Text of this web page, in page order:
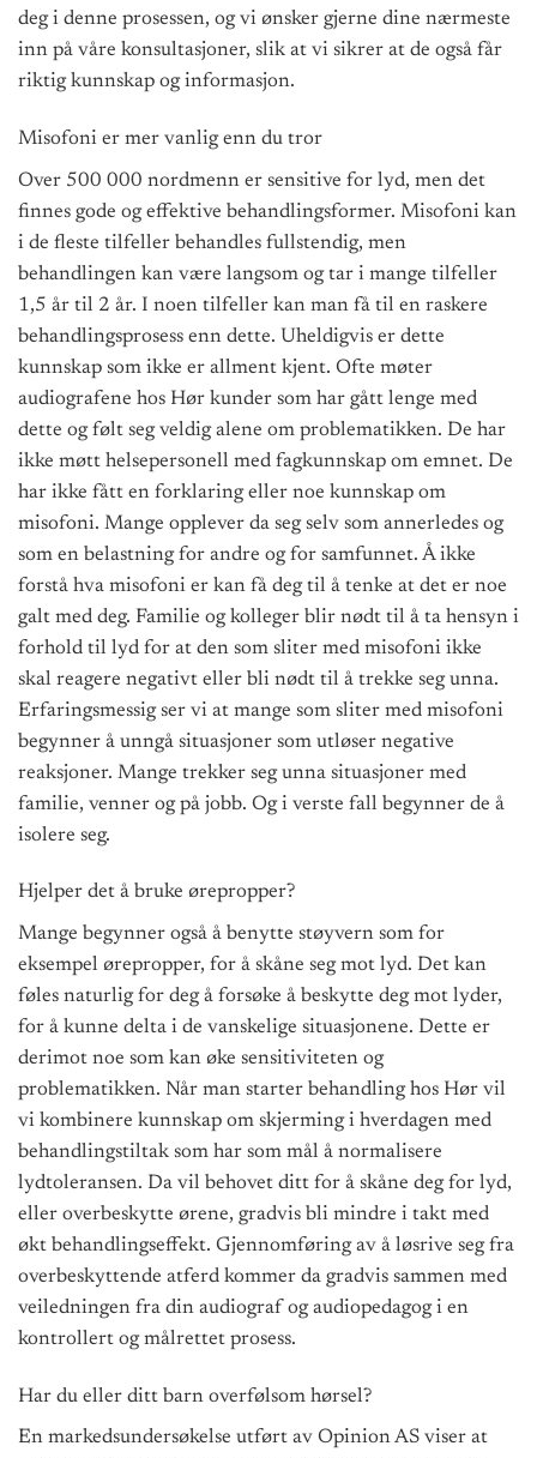
deg i denne prosessen, og vi ønsker gjerne dine nærmeste
inn på våre konsultasjoner, slik at vi sikrer at de også får
riktig kunnskap og informasjon.
Misofoni er mer vanlig enn du tror
Over 500 000 nordmenn er sensitive for lyd, men det
finnes gode og effektive behandlingsformer. Misofoni kan
i de fleste tilfeller behandles fullstendig, men
behandlingen kan være langsom og tar i mange tilfeller
1,5 år til 2 år. I noen tilfeller kan man få til en raskere
behandlingsprosess enn dette. Uheldigvis er dette
kunnskap som ikke er allment kjent. Ofte møter
audiografene hos Hør kunder som har gått lenge med
dette og følt seg veldig alene om problematikken. De har
ikke møtt helsepersonell med fagkunnskap om emnet. De
har ikke fått en forklaring eller noe kunnskap om
misofoni. Mange opplever da seg selv som annerledes og
som en belastning for andre og for samfunnet. Å ikke
forstå hva misofoni er kan få deg til å tenke at det er noe
galt med deg. Familie og kolleger blir nødt til å ta hensyn i
forhold til lyd for at den som sliter med misofoni ikke
skal reagere negativt eller bli nødt til å trekke seg unna.
Erfaringsmessig ser vi at mange som sliter med misofoni
begynner å unngå situasjoner som utløser negative
reaksjoner. Mange trekker seg unna situasjoner med
familie, venner og på jobb. Og i verste fall begynner de å
isolere seg.
Hjelper det å bruke ørepropper?
Mange begynner også å benytte støyvern som for
eksempel ørepropper, for å skåne seg mot lyd. Det kan
føles naturlig for deg å forsøke å beskytte deg mot lyder,
for å kunne delta i de vanskelige situasjonene. Dette er
derimot noe som kan øke sensitiviteten og
problematikken. Når man starter behandling hos Hør vil
vi kombinere kunnskap om skjerming i hverdagen med
behandlingstiltak som har som mål å normalisere
lydtoleransen. Da vil behovet ditt for å skåne deg for lyd,
eller overbeskytte ørene, gradvis bli mindre i takt med
økt behandlingseffekt. Gjennomføring av å løsrive seg fra
overbeskyttende atferd kommer da gradvis sammen med
veiledningen fra din audiograf og audiopedagog i en
kontrollert og målrettet prosess.
Har du eller ditt barn overfølsom hørsel?
En markedsundersøkelse utført av Opinion AS viser at